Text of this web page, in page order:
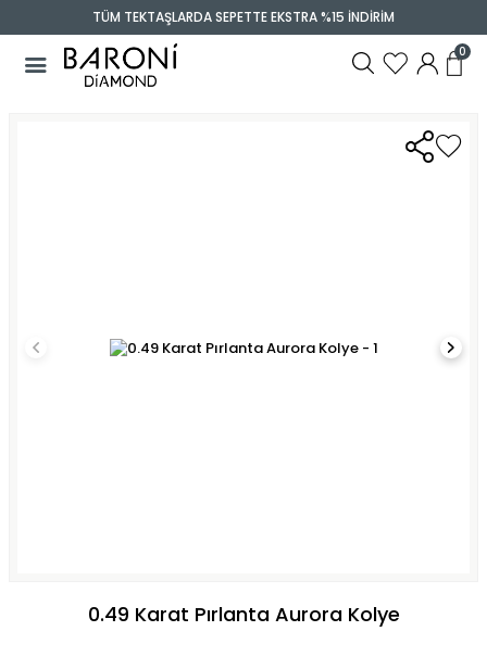
TÜM TEKTAŞLARDA SEPETTE EKSTRA %15 İNDİRİM
0
0.49 Karat Pırlanta Aurora Kolye